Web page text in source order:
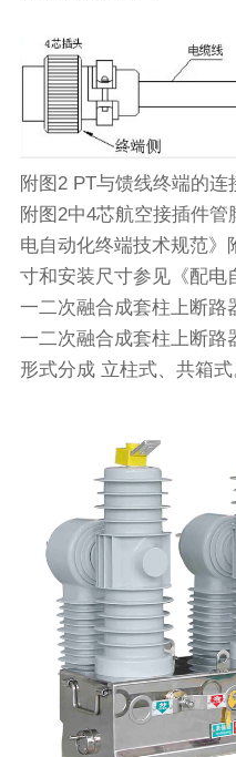
附图2 PT与馈线终端的连
附图2中4芯航空接插件
电自动化终端技术规范》
寸和安装尺寸参见《配电
一二次融合成套柱上断路
一二次融合成套柱上断路
形式分成 立柱式、共箱式